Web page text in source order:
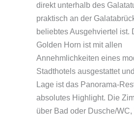
direkt unterhalb des
praktisch an der
beliebtes Ausgehviertel ist.
Golden Horn ist mit allen
Annehmlichkeiten eines
Stadthotels ausgestattet
Lage ist das Panorama-
absolutes Highlight. Die
über Bad oder Dusche/WC,